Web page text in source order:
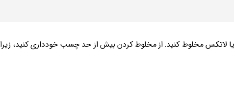
لاتکس مخلوط کنید. از مخلوط کردن بیش از حد چسب خودداری کنید، زیرا